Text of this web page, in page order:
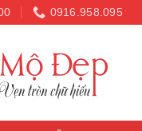
0916.958.095